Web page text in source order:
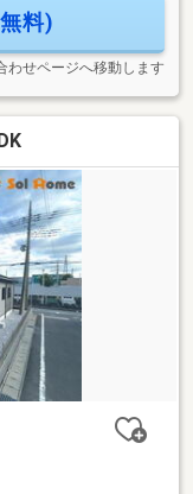
」を楽しめま
料)
わせページへ移動します